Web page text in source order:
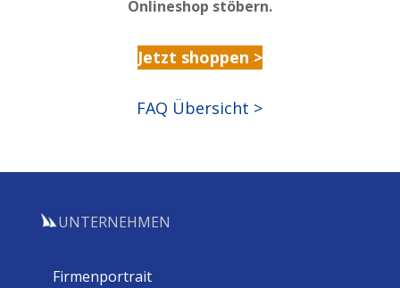
Onlineshop stöbern.
Jetzt shoppen >
FAQ Übersicht >
UNTERNEHMEN
Firmenportrait